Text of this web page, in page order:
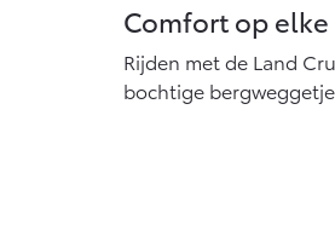
Comfort op
Rijden met de Land
bochtige